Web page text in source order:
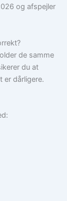
og afspejler
de samme
du at
er dårligere.